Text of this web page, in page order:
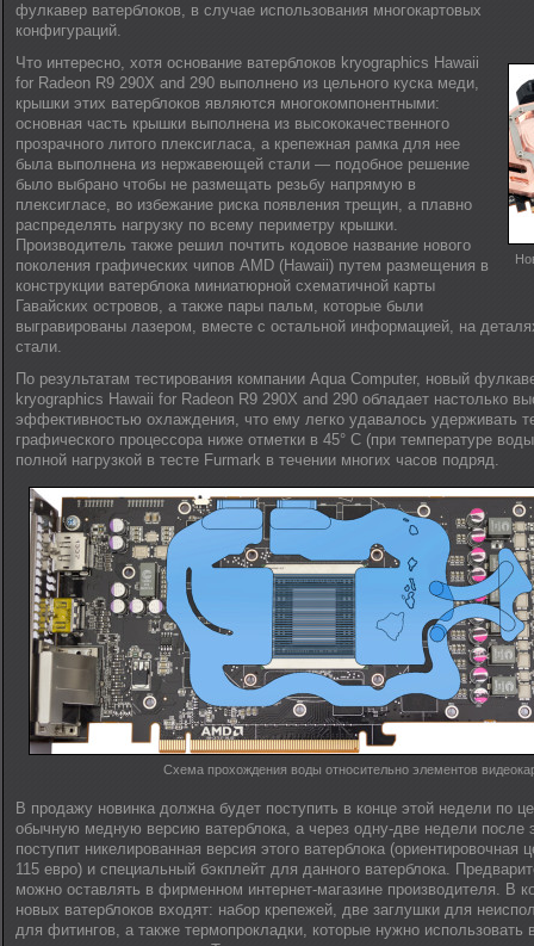
фулкавер ватерблоков, в случае использования многокартовых
конфигураций.
Что интересно, хотя основание ватерблоков kryographics Hawaii
for Radeon R9 290X and 290 выполнено из цельного куска меди,
крышки этих ватерблоков являются многокомпонентными:
основная часть крышки выполнена из высококачественного
прозрачного литого плексигласа, а крепежная рамка для нее
была выполнена из нержавеющей стали — подобное решение
было выбрано чтобы не размещать резьбу напрямую в
плексигласе, во избежание риска появления трещин, а плавно
распределять нагрузку по всему периметру крышки.
Производитель также решил почтить кодовое название нового
поколения графических чипов AMD (Hawaii) путем размещения в
конструкции ватерблока миниатюрной схематичной карты
Гавайских островов, а также пары пальм, которые были
выгравированы лазером, вместе с остальной информацией, на
стали.
По результатам тестирования компании Aqua Computer, новый
kryographics Hawaii for Radeon R9 290X and 290 обладает настолько
эффективностью охлаждения, что ему легко удавалось удерживать
графического процессора ниже отметки в 45° C (при температуре
полной нагрузкой в тесте Furmark в течении многих часов подряд.
Схема прохождения воды относительно элементов
В продажу новинка должна будет поступить в конце этой недели по
обычную медную версию ватерблока, а через одну-две недели после
поступит никелированная версия этого ватерблока (ориентировочная
115 евро) и специальный бэкплейт для данного ватерблока.
можно оставлять в фирменном интернет-магазине производителя. В
новых ватерблоков входят: набор крепежей, две заглушки для
для фитингов, а также термопрокладки, которые нужно использовать